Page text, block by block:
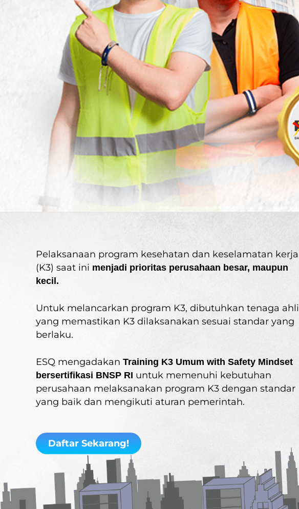
Pelaksanaan program kesehatan dan keselamatan kerja
(K3) saat ini menjadi prioritas perusahaan besar, maupun
kecil.
Untuk melancarkan program K3, dibutuhkan tenaga ahli
yang memastikan K3 dilaksanakan sesuai standar yang
berlaku.
ESQ mengadakan Training K3 Umum with Safety Mindset
bersertifikasi BNSP RI untuk memenuhi kebutuhan
perusahaan melaksanakan program K3 dengan standar
yang baik dan mengikuti aturan pemerintah.
Daftar Sekarang!